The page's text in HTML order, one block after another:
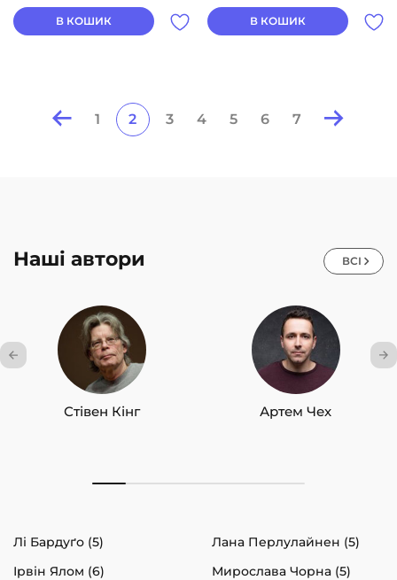
В КОШИК В КОШИК
Posts1 2 3 4 5 6 7
Наші автори ВСІ
Стівен Кінг Артем Чех
Лі Бардуґо (5)
Лана Перлулайнен (5)
Ірвін Ялом (6)
Мирослава Чорна (5)